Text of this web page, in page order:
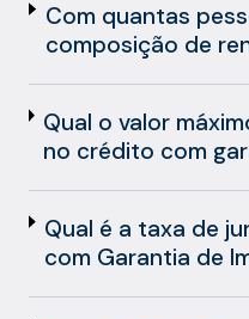
Com quantas
composição de
Qual o valor
no crédito com
Qual é a taxa de
com Garantia de